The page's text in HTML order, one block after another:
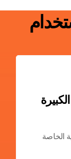
الخاصة